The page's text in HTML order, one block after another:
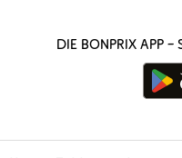
Die bonprix App